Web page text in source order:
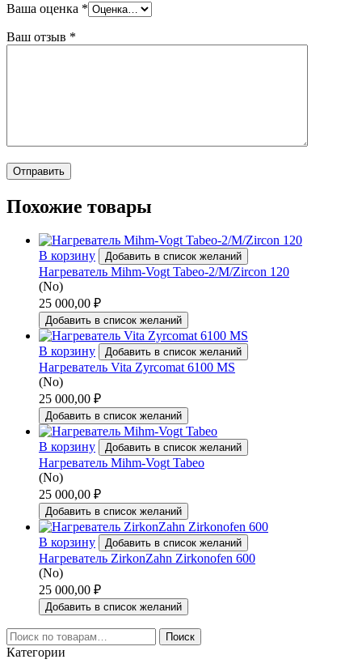
Ваша оценка *
Ваш отзыв *
Похожие товары
В корзину Добавить в список желаний
Нагреватель Mihm-Vogt Tabeo-2/M/Zircon 120
(No)
25 000,00 ₽
Добавить в список желаний
В корзину Добавить в список желаний
Нагреватель Vita Zyrcomat 6100 MS
(No)
25 000,00 ₽
Добавить в список желаний
В корзину Добавить в список желаний
Нагреватель Mihm-Vogt Tabeo
(No)
25 000,00 ₽
Добавить в список желаний
В корзину Добавить в список желаний
Нагреватель ZirkonZahn Zirkonofen 600
(No)
25 000,00 ₽
Добавить в список желаний
Искать: Поиск
Категории